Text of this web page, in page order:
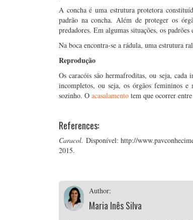
A concha é uma estrutura protetora
padrão na concha. Além de proteger os
predadores. Em algumas situações, os
Na boca encontra-se a rádula, uma estrutura
Reprodução
Os caracóis são hermafroditas, ou seja, cada
incompletos, ou seja, os órgãos femininos e
sozinho. O acasalamento tem que ocorrer
References:
Caracol. Disponível: http://
2015.
Author:
Maria Inês Silva